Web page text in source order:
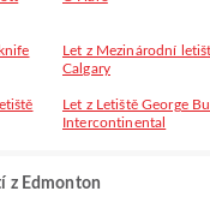
Let z Mezinárodní
Calgary
Let z Letiště George
Intercontinental
z Edmonton